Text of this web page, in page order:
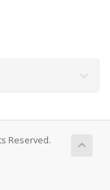
Reserved.